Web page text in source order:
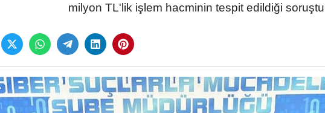
milyon TL'lik işlem hacminin tespit edildiği